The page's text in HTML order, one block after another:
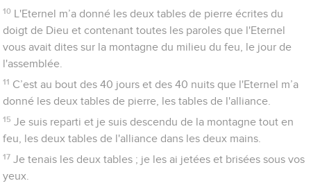
10
L'Eternel m’a donné les deux tables de pierre écrites du
doigt de Dieu et contenant toutes les paroles que l'Eternel
vous avait dites sur la montagne du milieu du feu, le jour de
l'assemblée.
11 C’est au bout des 40 jours et des 40 nuits que l'Eternel m’a
donné les deux tables de pierre, les tables de l'alliance.
15 Je suis reparti et je suis descendu de la montagne tout en
feu, les deux tables de l'alliance dans les deux mains.
17 Je tenais les deux tables ; je les ai jetées et brisées sous vos
yeux.